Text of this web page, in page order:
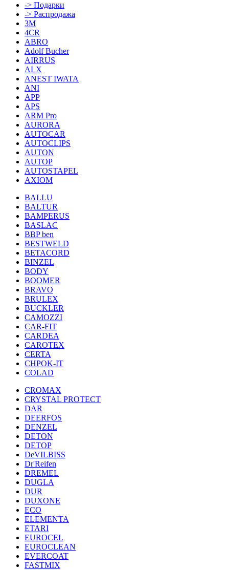
-> Подарки
-> Распродажа
3M
4CR
ABRO
Adolf Bucher
AIRRUS
ALX
ANEST IWATA
ANI
APP
APS
ARM Pro
AURORA
AUTOCAR
AUTOCLIPS
AUTON
AUTOP
AUTOSTAPEL
AXIOM
BALLU
BALTUR
BAMPERUS
BASLAC
BBP ben
BESTWELD
BETACORD
BINZEL
BODY
BOOMER
BRAVO
BRULEX
BUCKLER
CAMOZZI
CAR-FIT
CARDEA
CAROTEX
CERTA
CHPOK-IT
COLAD
CROMAX
CRYSTAL PROTECT
DAR
DEERFOS
DENZEL
DETON
DETOP
DeVILBISS
Dr'Reifen
DREMEL
DUGLA
DUR
DUXONE
ECO
ELEMENTA
ETARI
EUROCEL
EUROCLEAN
EVERCOAT
FASTMIX